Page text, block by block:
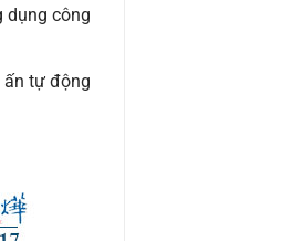
dụng công
ấn tự động